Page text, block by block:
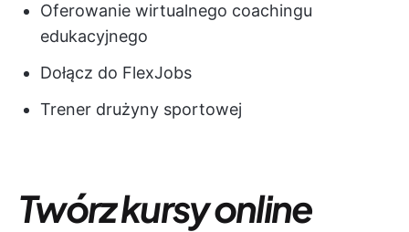
Oferowanie wirtualnego coachingu
edukacyjnego
Dołącz do FlexJobs
Trener drużyny sportowej
Twórz kursy online